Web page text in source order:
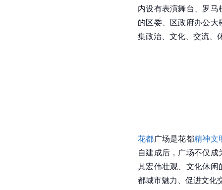
内设有表演舞台、罗
的区委、区政府办公
集政治、文化、交流、
花都广场是花都精神文
自建成后，广场不仅
其宏伟壮观、文化休闲
都城市魅力、促进文化